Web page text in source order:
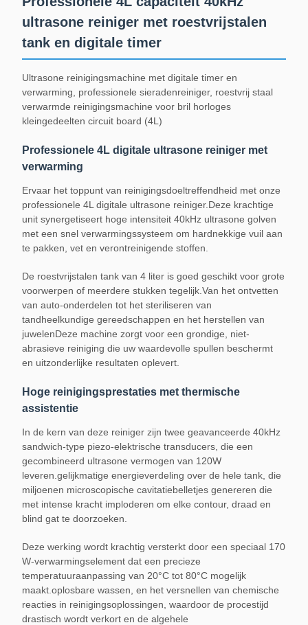
ultrasone reiniger met roestvrijstalen
tank en digitale timer
Ultrasone reinigingsmachine met digitale timer en
verwarming, professionele sieradenreiniger, roestvrij staal
verwarmde reinigingsmachine voor bril horloges
kleingedeelten circuit board (4L)
Professionele 4L digitale ultrasone reiniger met
verwarming
Ervaar het toppunt van reinigingsdoeltreffendheid met onze
professionele 4L digitale ultrasone reiniger.Deze krachtige
unit synergetiseert hoge intensiteit 40kHz ultrasone golven
met een snel verwarmingssysteem om hardnekkige vuil aan
te pakken, vet en verontreinigende stoffen.
De roestvrijstalen tank van 4 liter is goed geschikt voor grote
voorwerpen of meerdere stukken tegelijk.Van het ontvetten
van auto-onderdelen tot het steriliseren van
tandheelkundige gereedschappen en het herstellen van
juwelenDeze machine zorgt voor een grondige, niet-
abrasieve reiniging die uw waardevolle spullen beschermt
en uitzonderlijke resultaten oplevert.
Hoge reinigingsprestaties met thermische
assistentie
In de kern van deze reiniger zijn twee geavanceerde 40kHz
sandwich-type piezo-elektrische transducers, die een
gecombineerd ultrasone vermogen van 120W
leveren.gelijkmatige energieverdeling over de hele tank, die
miljoenen microscopische cavitatiebelletjes genereren die
met intense kracht imploderen om elke contour, draad en
blind gat te doorzoeken.
Deze werking wordt krachtig versterkt door een speciaal 170
W-verwarmingselement dat een precieze
temperatuuraanpassing van 20°C tot 80°C mogelijk
maakt.oplosbare wassen, en het versnellen van chemische
reacties in reinigingsoplossingen, waardoor de procestijd
drastisch wordt verkort en de algehele